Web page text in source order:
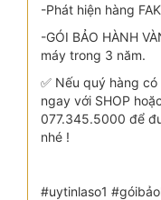
-Phát hiện hàng
-GÓI BẢO HÀNH
máy trong 3 năm.
✅ Nếu quý hàng
ngay với SHOP
077.345.5000 để
nhé !
#uytinlaso1